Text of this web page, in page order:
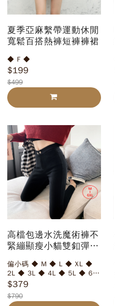
夏季亞麻繫帶運動休閒
寬鬆百搭熱褲短褲褲裙
◆ F ◆
$199
$499
高檔包邊水洗魔術褲不
緊繃顯瘦小貓雙釦彈性
碼窄管褲
偏小碼 ◆ M ◆ L ◆ XL ◆
2L ◆ 3L ◆ 4L ◆ 5L ◆ 6L
◆
$379
$790